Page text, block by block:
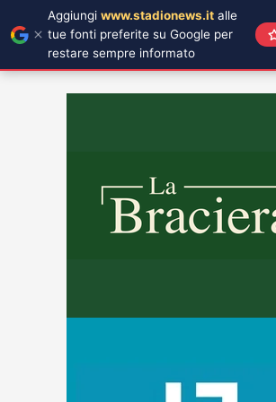
Aggiungi www.stadionews.it alle
tue fonti preferite su Google per
restare sempre informato